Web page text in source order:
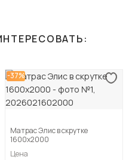
-37%
Матрас Элис в скрутке
1600х2000
Цена